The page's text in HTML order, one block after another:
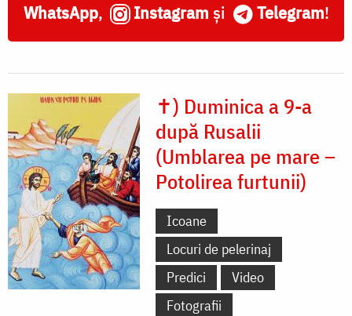
WhatsApp, Instagram și Telegram!
✝) Duminica a 9-a
după Rusalii
(Umblarea pe mare –
Potolirea furtunii)
Icoane
Locuri de pelerinaj
Predici
Video
Fotografii